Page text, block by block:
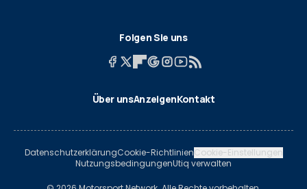
Folgen Sie uns
Über unsAnzeigenKontakt
DatenschutzerklärungCookie-RichtlinienCookie-Einstellungen
NutzungsbedingungenUtiq verwalten